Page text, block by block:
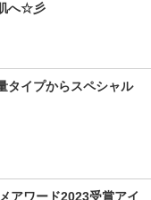
へ☆彡
タイプからスペシャル
アワード2023受賞アイ